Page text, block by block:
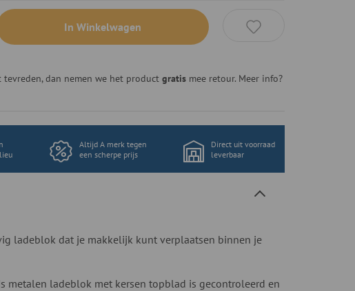
In Winkelwagen
dan nemen we het productgratis mee retour. Meer info?
Altijd A merk tegen
een scherpe prijs
Direct uit voorraad
leverbaar
ladeblok dat je makkelijk kunt verplaatsen binnen je
metalen ladeblok met kersen topblad is gecontroleerd en